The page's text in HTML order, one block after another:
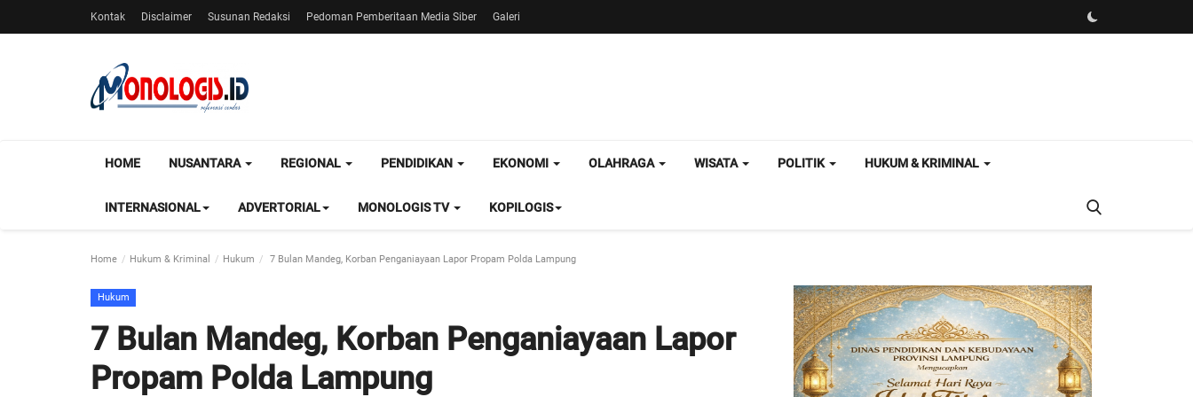
Kontak Disclaimer Susunan Redaksi Pedoman Pemberitaan Media Siber Galeri
HOME NUSANTARA REGIONAL PENDIDIKAN EKONOMI OLAHRAGA WISATA POLITIK HUKUM & KRIMINAL
INTERNASIONAL ADVERTORIAL MONOLOGIS TV KOPILOGIS
Home Hukum & Kriminal Hukum 7 Bulan Mandeg, Korban Penganiayaan Lapor Propam Polda Lampung
Hukum
7 Bulan Mandeg, Korban Penganiayaan Lapor
Propam Polda Lampung